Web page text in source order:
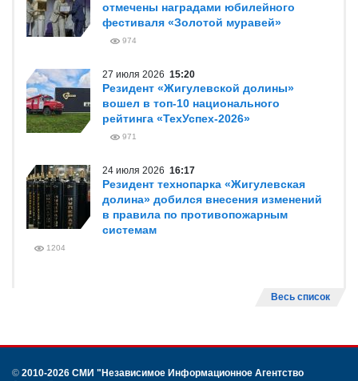
отмечены наградами юбилейного
фестиваля «Золотой муравей»
974
27 июля 2026 15:20
Резидент «Жигулевской долины»
вошел в топ-10 национального
рейтинга «ТехУспех-2026»
971
24 июля 2026 16:17
Резидент технопарка «Жигулевская
долина» добился внесения изменений
в правила по противопожарным
системам
1204
Весь список
© 2010-2026 СМИ "Независимое Информационное Агентство